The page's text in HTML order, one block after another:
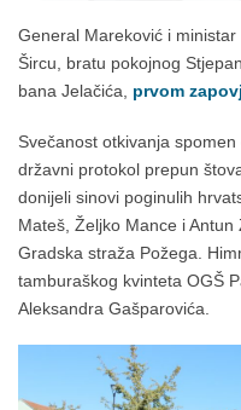
General Mareković i
Šircu, bratu pokojnog
bana Jelačića, prvom
Svečanost otkivanja
državni protokol prepun
donijeli sinovi poginulih
Mateš, Željko Mance i
Gradska straža Požega.
tamburaškog kvinteta OGŠ
Aleksandra Gašparovića.